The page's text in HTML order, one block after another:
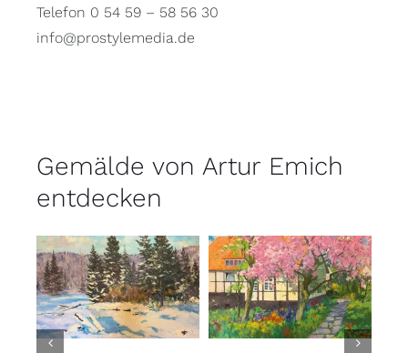
Telefon 0 54 59 – 58 56 30
info@prostylemedia.de
Gemälde von Artur Emich
entdecken